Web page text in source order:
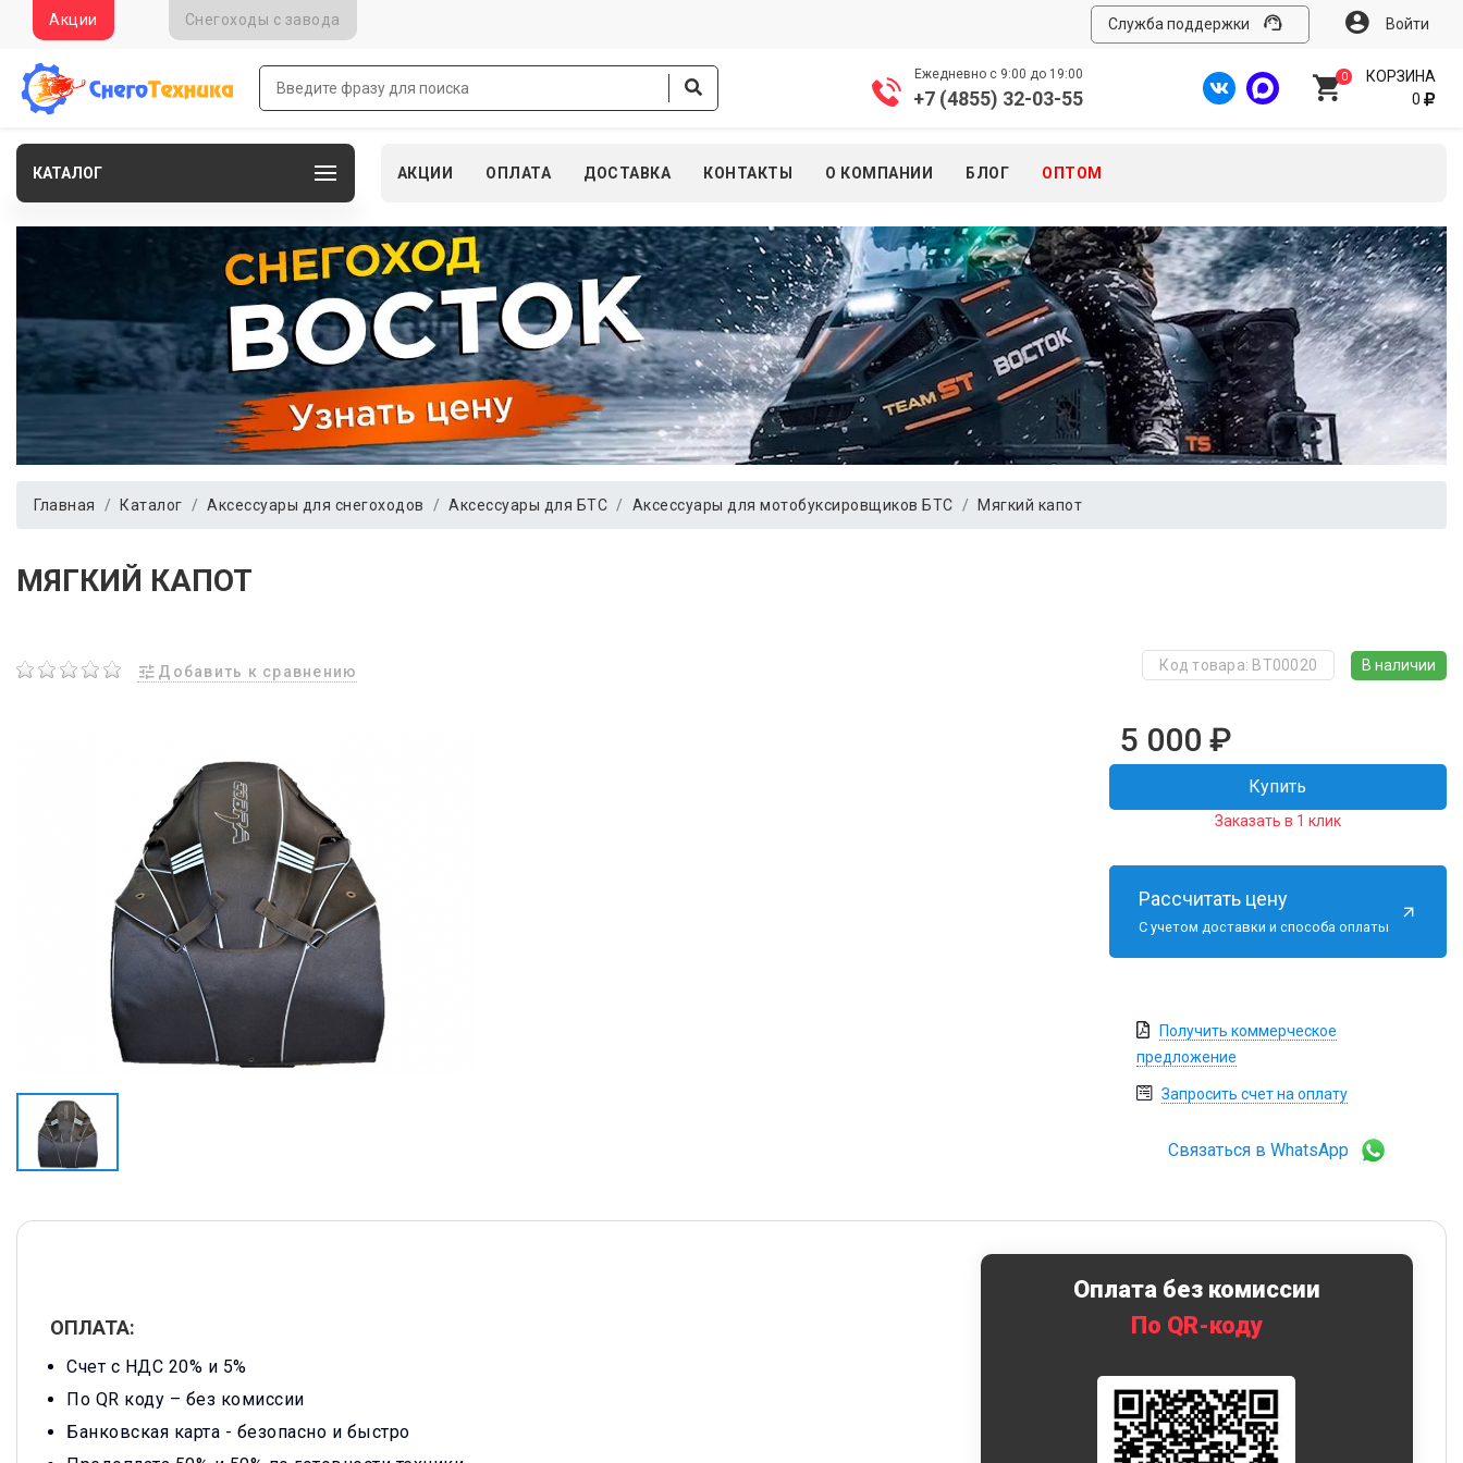
Акции Снегоходы c завода Служба поддержки Войти
Ежедневно с 9:00 до 19:00
+7 (4855) 32-03-55
0
КОРЗИНА
0
КАТАЛОГ АКЦИИ ОПЛАТА ДОСТАВКА КОНТАКТЫ О КОМПАНИИ БЛОГ ОПТОМ
Главная Каталог Аксессуары для снегоходов Аксессуары для БТС Аксессуары для мотобуксировщиков БТС Мягкий капот
МЯГКИЙ КАПОТ
Добавить к сравнению Код товара: BT00020 В наличии
5 000₽
Купить
Заказать в 1 клик
Рассчитать цену
С учетом доставки и способа оплаты
Получить коммерческое
предложение
Запросить счет на оплату
Связаться в WhatsApp
ОПЛАТА:
Счет с НДС 20% и 5%
По QR коду – без комиссии
Банковская карта - безопасно и быстро
Оплата без комиссии
По QR-коду